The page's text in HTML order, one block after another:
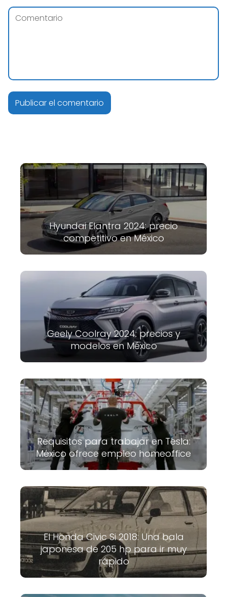
Hyundai Elantra 2024: precio
competitivo en México
Geely Coolray 2024: precios y
modelos en México
Requisitos para trabajar en Tesla:
México ofrece empleo homeoffice
El Honda Civic Si 2018: Una bala
japonesa de 205 hp para ir muy
rápido